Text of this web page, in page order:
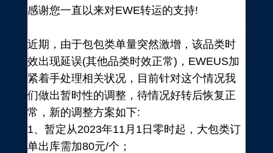
感谢您一直以来对EWE转运的支持!
近期，由于包包类单量突然激增，该品类时
效出现延误(其他品类时效正常)，EWEUS加
紧着手处理相关状况，目前针对这个情况我
们做出暂时性的调整，待情况好转后恢复正
常，新的调整方案如下:
1、暂定从2023年11月1日零时起，大包类订
单出库需加80元/个；